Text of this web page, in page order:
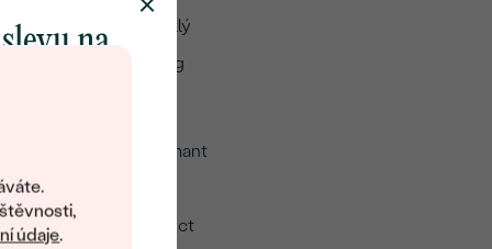
údaje.
Lesklý
1.75 g
Diamant
0.04 ct
na
Eppi.
obratem
váš první